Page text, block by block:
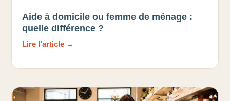
Aide à domicile ou femme de ménage :
quelle différence ?
Lire l’article →